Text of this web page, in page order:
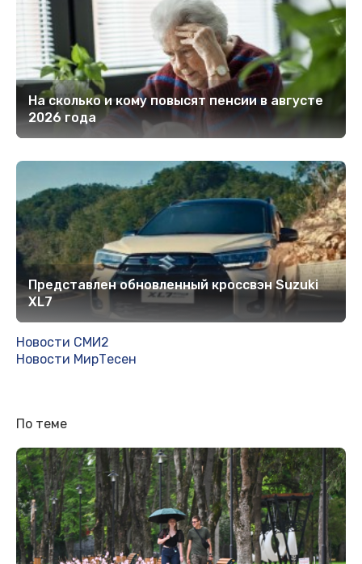
На сколько и кому повысят пенсии в августе
2026 года
Представлен обновленный кроссвэн Suzuki
XL7
Новости СМИ2
Новости МирТесен
По теме